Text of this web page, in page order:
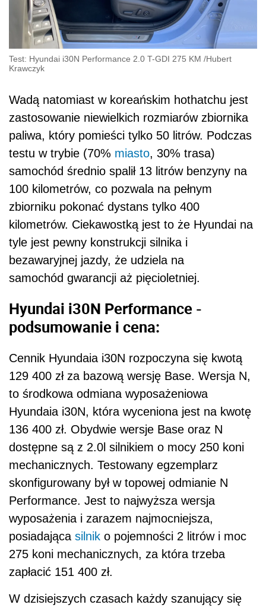
Test: Hyundai i30N Performance 2.0 T-GDI 275 KM /Hubert
Krawczyk
Wadą natomiast w koreańskim hothatchu jest
zastosowanie niewielkich rozmiarów zbiornika
paliwa, który pomieści tylko 50 litrów. Podczas
testu w trybie (70% miasto, 30% trasa)
samochód średnio spalił 13 litrów benzyny na
100 kilometrów, co pozwala na pełnym
zbiorniku pokonać dystans tylko 400
kilometrów. Ciekawostką jest to że Hyundai na
tyle jest pewny konstrukcji silnika i
bezawaryjnej jazdy, że udziela na
samochód gwarancji aż pięcioletniej.
Hyundai i30N Performance -
podsumowanie i cena:
Cennik Hyundaia i30N rozpoczyna się kwotą
129 400 zł za bazową wersję Base. Wersja N,
to środkowa odmiana wyposażeniowa
Hyundaia i30N, która wyceniona jest na kwotę
136 400 zł. Obydwie wersje Base oraz N
dostępne są z 2.0l silnikiem o mocy 250 koni
mechanicznych. Testowany egzemplarz
skonfigurowany był w topowej odmianie N
Performance. Jest to najwyższa wersja
wyposażenia i zarazem najmocniejsza,
posiadająca silnik o pojemności 2 litrów i moc
275 koni mechanicznych, za która trzeba
zapłacić 151 400 zł.
W dzisiejszych czasach każdy szanujący się